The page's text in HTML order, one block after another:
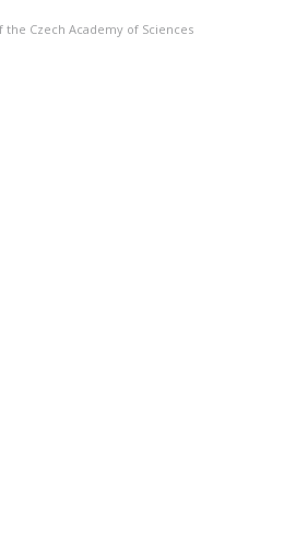
Czech Academy of Sciences